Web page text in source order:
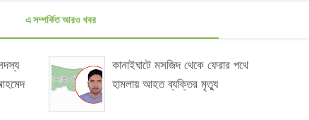
এ সম্পর্কিত আরও খবর
কানাইঘাটে মসজিদ থেকে ফেরার পথে
হামলায় আহত ব্যক্তির মৃত্যু